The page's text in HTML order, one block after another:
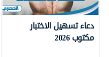
دعاء تسهيل الاختبار
مكتوب 2026